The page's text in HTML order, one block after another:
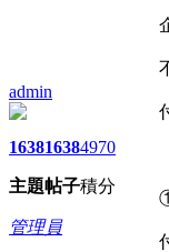
admin
1638
主題
1638
帖子
4970
積分
管理員